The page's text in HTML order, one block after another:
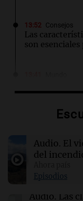
13:52 Consejos
Las
son
jalapeños de
trabajos en
13:30 Ciencia
Un agujero
revelado tras
Audio. El
del
Episodios
Audio. Las